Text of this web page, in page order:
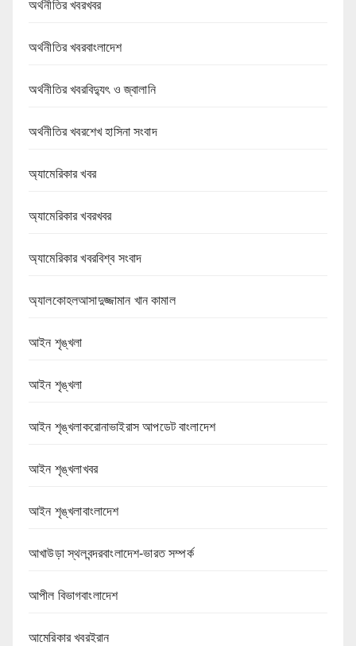
অর্থনীতির খবরখবর
অর্থনীতির খবরবাংলাদেশ
অর্থনীতির খবরবিদ্যুৎ ও জ্বালানি
অর্থনীতির খবরশেখ হাসিনা সংবাদ
অ্যামেরিকার খবর
অ্যামেরিকার খবরখবর
অ্যামেরিকার খবরবিশ্ব সংবাদ
অ্যালকোহলআসাদুজ্জামান খান কামাল
আইন শৃঙ্খলা
আইন শৃঙ্খলা
আইন শৃঙ্খলাকরোনাভাইরাস আপডেট বাংলাদেশ
আইন শৃঙ্খলাখবর
আইন শৃঙ্খলাবাংলাদেশ
আখাউড়া স্থলবন্দরবাংলাদেশ-ভারত সম্পর্ক
আপীল বিভাগবাংলাদেশ
আমেরিকার খবরইরান